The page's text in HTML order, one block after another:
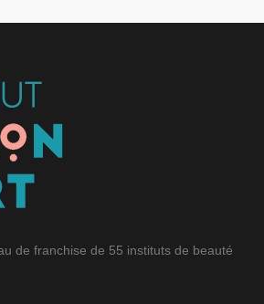
de franchise de 55 instituts de beauté